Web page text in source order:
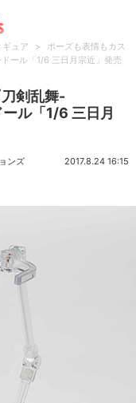
ギュア >
ポーズも表情もカス
ール「1/6 三日月宗近」発売
剣乱舞-
ル「1/6 三日月
ンズ 2017.8.24 16:15